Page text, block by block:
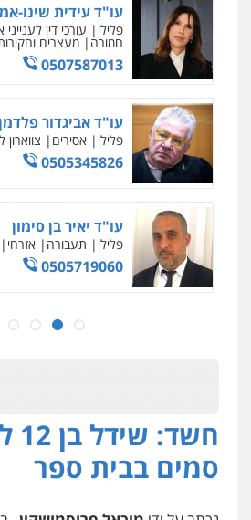
עו"ד עידית שינו-
פלילי עורכי דין לענייני
חמורה מעצרים
0507587013
עו"ד אביגדור
פלילי אסירים צווארון
0505345826
עו"ד יאיר בן סימון
פלילי תעבורה אזרחי
0505719060
עו"ד נס בן נתן
עו"ד משה פלמור
פלילי כלכלי צווארון לבן
אסירים
0549732303
סמים בבית ספר